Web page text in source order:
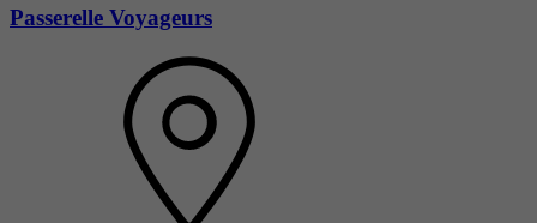
Passerelle Voyageurs